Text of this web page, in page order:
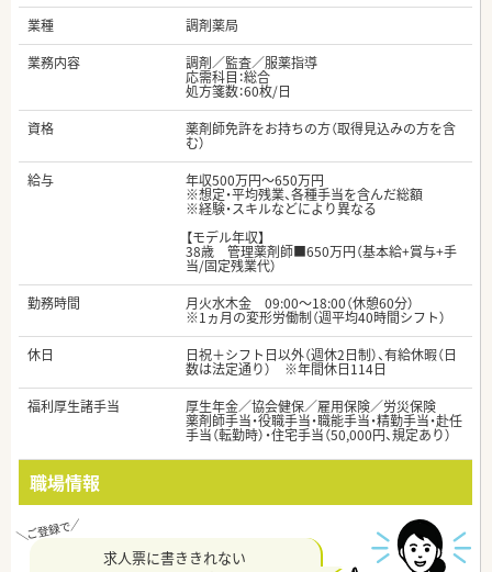
業種
調剤薬局
業務内容
調剤／監査／服薬指導
応需科目：総合
処方箋数：60枚/日
資格
薬剤師免許をお持ちの方（取得見込みの方を含
む）
給与
年収500万円～650万円
※想定・平均残業、各種手当を含んだ総額
※経験・スキルなどにより異なる
【モデル年収】
38歳 管理薬剤師■650万円（基本給+賞与+手
当/固定残業代）
勤務時間
月火水木金 09:00～18:00（休憩60分）
※1ヵ月の変形労働制（週平均40時間シフト）
休日
日祝＋シフト日以外（週休2日制）、有給休暇（日
数は法定通り） ※年間休日114日
福利厚生諸手当
厚生年金／協会健保／雇用保険／労災保険
薬剤師手当・役職手当・職能手当・精勤手当・赴任
手当（転勤時）・住宅手当（50,000円、規定あり）
職場情報
求人票に書ききれない